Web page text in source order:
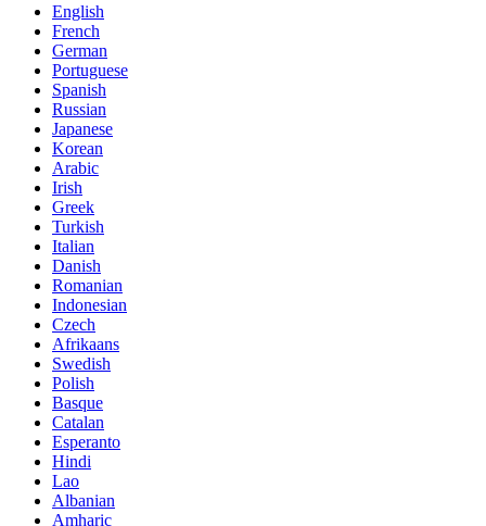
English
French
German
Portuguese
Spanish
Russian
Japanese
Korean
Arabic
Irish
Greek
Turkish
Italian
Danish
Romanian
Indonesian
Czech
Afrikaans
Swedish
Polish
Basque
Catalan
Esperanto
Hindi
Lao
Albanian
Amharic